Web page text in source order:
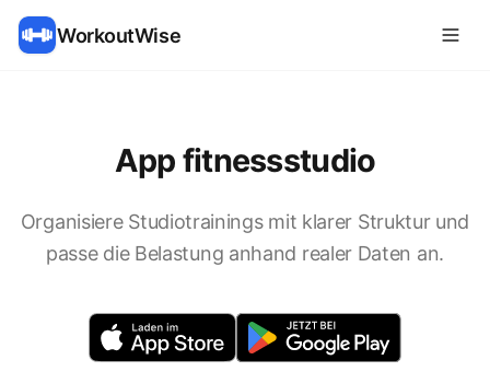
WorkoutWise
App fitnessstudio
Organisiere Studiotrainings mit klarer Struktur und
passe die Belastung anhand realer Daten an.